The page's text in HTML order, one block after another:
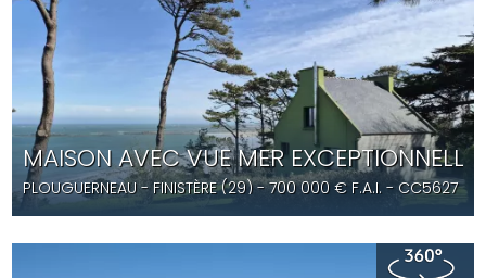
MAISON AVEC VUE MER
PLOUGUERNEAU- FINISTÈRE (29) -700 000€ F.A.I. - CC5627